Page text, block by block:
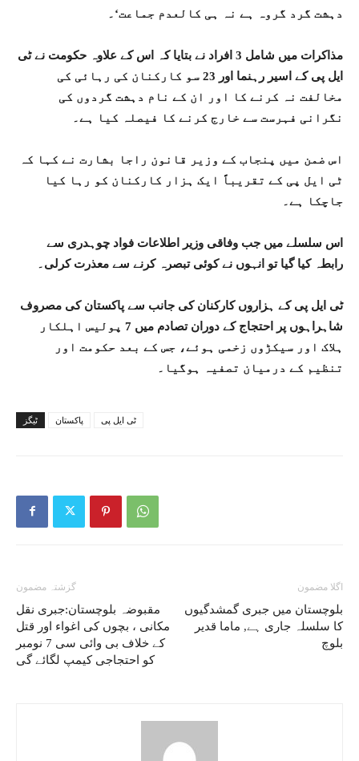
دہشت گرد گروہ ہے نہ ہی کالعدم جماعت‘۔
مذاکرات میں شامل 3 افراد نے بتایا کہ اس کے علاوہ حکومت نے ٹی
ایل پی کے اسیر رہنما اور 23 سو کارکنان کی رہائی کی
مخالفت نہ کرنے کا اور ان کے نام دہشت گردوں کی
نگرانی فہرست سے خارج کرنے کا فیصلہ کیا ہے۔
اس ضمن میں پنجاب کے وزیر قانون راجا بشارت نے کہا کہ
ٹی ایل پی کے تقریباً ایک ہزار کارکنان کو رہا کیا
جاچکا ہے۔
اس سلسلے میں جب وفاقی وزیر اطلاعات فواد چوہدری سے
رابطہ کیا گیا تو انہوں نے کوئی تبصرہ کرنے سے معذرت کرلی۔
ٹی ایل پی کے ہزاروں کارکنان کی جانب سے پاکستان کی مصروف
شاہراہوں پر احتجاج کے دوران تصادم میں 7 پولیس اہلکار
ہلاک اور سیکڑوں زخمی ہوئے، جس کے بعد حکومت اور
تنظیم کے درمیان تصفیہ ہوگیا۔
ٹیگز پاکستان ٹی ایل پی
گزشتہ مضمون
مقبوضہ بلوچستان:جبری نقل
مکانی ، بچوں کی اغواء اور قتل
کے خلاف بی وائی سی 7 نومبر
کو احتجاجی کیمپ لگائے گی
اگلا مضمون
بلوچستان میں جبری گمشدگیوں
کا سلسلہ جاری ہے, ماما قدیر
بلوچ